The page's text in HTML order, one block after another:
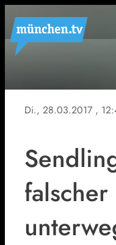
Di., 28.03.2017 ,